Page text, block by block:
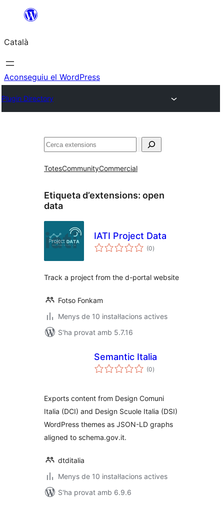
contingut
Català
Aconseguiu el WordPress
Plugin Directory
Cerca
TotesCommunityCommercial
Etiqueta d’extensions: open
data
IATI Project Data
(0puntuacions
totals
)
Track a project from the d-portal website
Fotso Fonkam
Menys de 10 instal·lacions actives
S'ha provat amb 5.7.16
Semantic Italia
(0puntuacions
totals
)
Exports content from Design Comuni
Italia (DCI) and Design Scuole Italia (DSI)
WordPress themes as JSON-LD graphs
aligned to schema.gov.it.
dtditalia
Menys de 10 instal·lacions actives
S'ha provat amb 6.9.6